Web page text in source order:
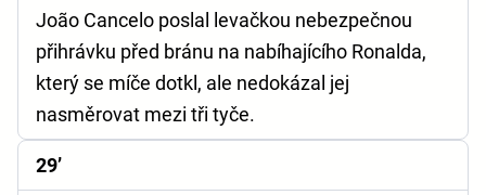
João Cancelo poslal levačkou nebezpečnou
přihrávku před bránu na nabíhajícího Ronalda,
který se míče dotkl, ale nedokázal jej
nasměrovat mezi tři tyče.
29’